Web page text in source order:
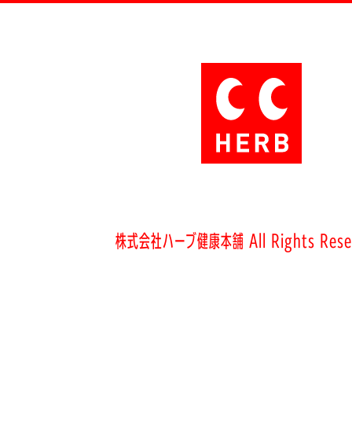
株式会社ハーブ健康本舗 All Rights